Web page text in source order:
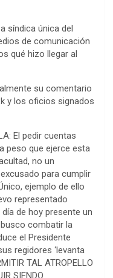
síndica única del
de comunicación
qué hizo llegar al
su comentario
y los oficios signados
El pedir cuentas
peso que ejerce esta
no un
para cumplir
ejemplo de ello
representado
de hoy presente un
combatir la
el Presidente
regidores ‘levanta
TAL ATROPELLO
SIENDO